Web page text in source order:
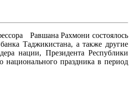
Равшана Рахмони состоялось
Таджикистана, а также другие
нации, Президента Республики
праздника в период